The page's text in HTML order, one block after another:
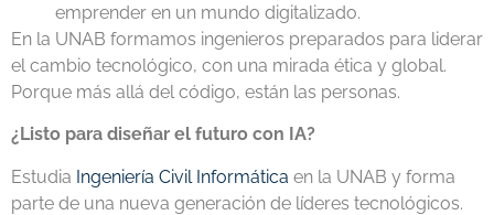
emprender en un mundo digitalizado.
En la UNAB formamos ingenieros preparados para liderar
el cambio tecnológico, con una mirada ética y global.
Porque más allá del código, están las personas.
¿Listo para diseñar el futuro con IA?
Estudia Ingeniería Civil Informática en la UNAB y forma
parte de una nueva generación de líderes tecnológicos.